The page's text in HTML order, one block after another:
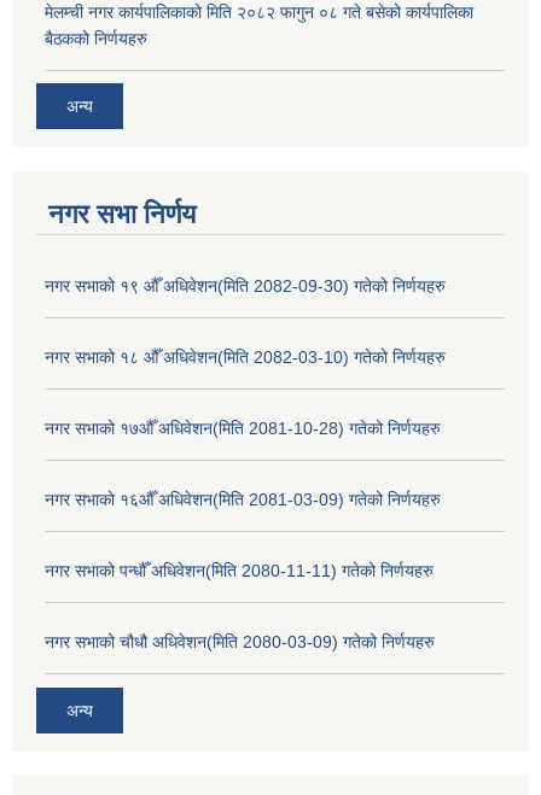
मेलम्ची नगर कार्यपालिकाको मिति २०८२ फागुन ०८ गते बसेको कार्यपालिका
बैठकको निर्णयहरु
अन्य
नगर सभा निर्णय
नगर सभाको १९ औँ अधिवेशन(मिति 2082-09-30) गतेको निर्णयहरु
नगर सभाको १८ औँ अधिवेशन(मिति 2082-03-10) गतेको निर्णयहरु
नगर सभाको १७औँ अधिवेशन(मिति 2081-10-28) गतेको निर्णयहरु
नगर सभाको १६औँ अधिवेशन(मिति 2081-03-09) गतेको निर्णयहरु
नगर सभाको पन्धौँ अधिवेशन(मिति 2080-11-11) गतेको निर्णयहरु
नगर सभाको चौधौ अधिवेशन(मिति 2080-03-09) गतेको निर्णयहरु
अन्य